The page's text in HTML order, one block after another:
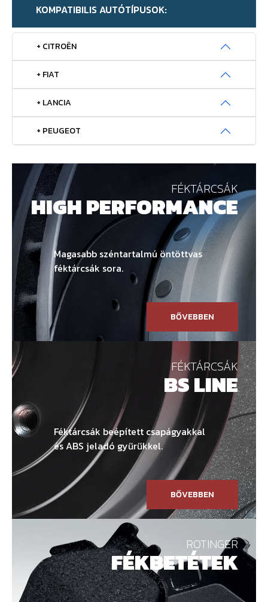
KOMPATIBILIS AUTÓTÍPUSOK:
+ CITROËN
+ FIAT
+ LANCIA
+ PEUGEOT
FÉKTÁRCSÁK
HIGH PERFORMANCE
Magasabb széntartalmú öntöttvas
féktárcsák sora.
BŐVEBBEN
FÉKTÁRCSÁK
BS LINE
Féktárcsák beépített csapágyakkal
és ABS jeladó gyűrűkkel.
BŐVEBBEN
ROTINGER
FÉKBETÉTEK